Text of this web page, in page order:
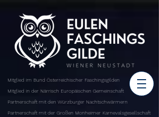
Mitglied im Bund Österreichischer Faschingsgilden
Mitglied in der Närrisch Europäischen Gemeinschaft
Partnerschaft mit den Würzburger Nachtschwärmern
Partnerschaft mit der Großen Monheimer Karnevalsgesellschaft